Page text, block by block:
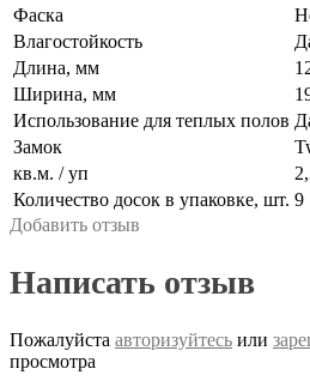
Фаска
Влагостойкость
Длина, мм
Ширина, мм
Использование для теплых полов
Замок
кв.м. / уп
Количество досок в упаковке, шт. 9
Добавить отзыв
Написать отзыв
Пожалуйста авторизуйтесь или
просмотра